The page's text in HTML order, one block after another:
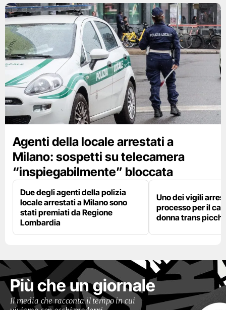
Agenti della locale arrestati a
Milano: sospetti su telecamera
“inspiegabilmente” bloccata
Due degli agenti della polizia
locale arrestati a Milano sono
stati premiati da Regione
Lombardia
Uno dei vigili
processo per il
donna trans
Più che un giornale
Il media che racconta il tempo in cui